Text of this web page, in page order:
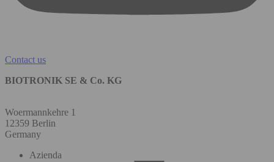
Contact us
BIOTRONIK SE & Co. KG
Woermannkehre 1
12359 Berlin
Germany
Azienda